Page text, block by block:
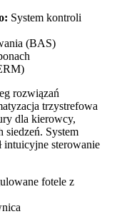
System kontroli
(BAS)
rozwiązań
trzystrefowa
dla kierowcy,
siedzeń. System
intuicyjne sterowanie
fotele z